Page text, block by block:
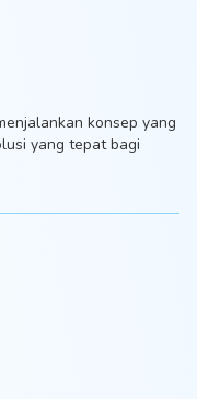
konsep yang
yang tepat bagi